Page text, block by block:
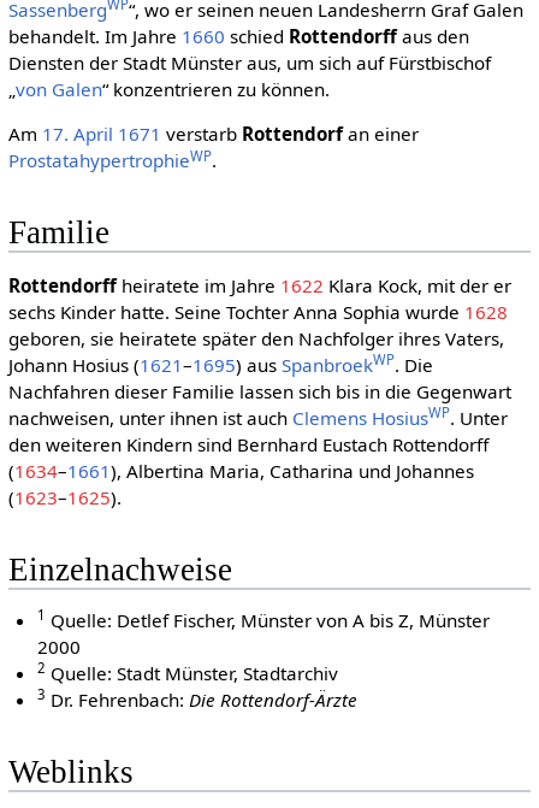
SassenbergWP“, wo er seinen neuen Landesherrn Graf Galen
behandelt. Im Jahre 1660 schied Rottendorffaus den
Diensten der Stadt Münster aus, um sich auf Fürstbischof
„von Galen“ konzentrieren zu können.
Am 17. April 1671 verstarb Rottendorfan einer
ProstatahypertrophieWP.
Familie
Rottendorffheiratete im Jahre 1622 Klara Kock, mit der er
sechs Kinder hatte. Seine Tochter Anna Sophia wurde 1628
geboren, sie heiratete später den Nachfolger ihres Vaters,
Johann Hosius (1621–1695) aus SpanbroekWP. Die
Nachfahren dieser Familie lassen sich bis in die Gegenwart
nachweisen, unter ihnen ist auch Clemens HosiusWP. Unter
den weiteren Kindern sind Bernhard Eustach Rottendorff
(1634–1661), Albertina Maria, Catharina und Johannes
(1623–1625).
Einzelnachweise
1 Quelle: Detlef Fischer, Münster von A bis Z, Münster
2000
2 Quelle: Stadt Münster, Stadtarchiv
3 Dr. Fehrenbach: Die Rottendorf-Ärzte
Weblinks